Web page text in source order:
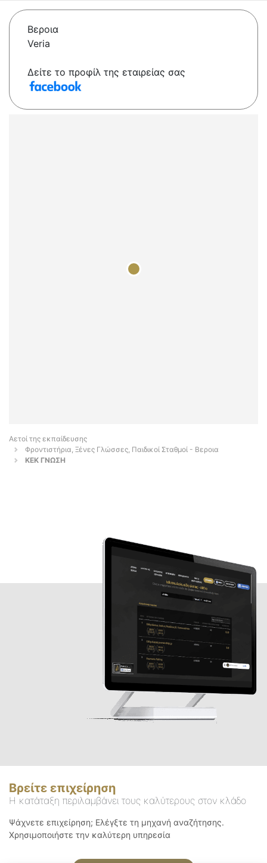
Βεροια
Veria
Δείτε το προφίλ της εταιρείας σας
Αετοί της εκπαίδευσης
Φροντιστήρια, Ξένες Γλώσσες, Παιδικοί Σταθμοί - Βεροια
ΚΕΚ ΓΝΩΣΗ
Βρείτε επιχείρηση
Η κατάταξη περιλαμβάνει τους καλύτερους στον κλάδο
Ψάχνετε επιχείρηση; Ελέγξτε τη μηχανή αναζήτησης.
Χρησιμοποιήστε την καλύτερη υπηρεσία